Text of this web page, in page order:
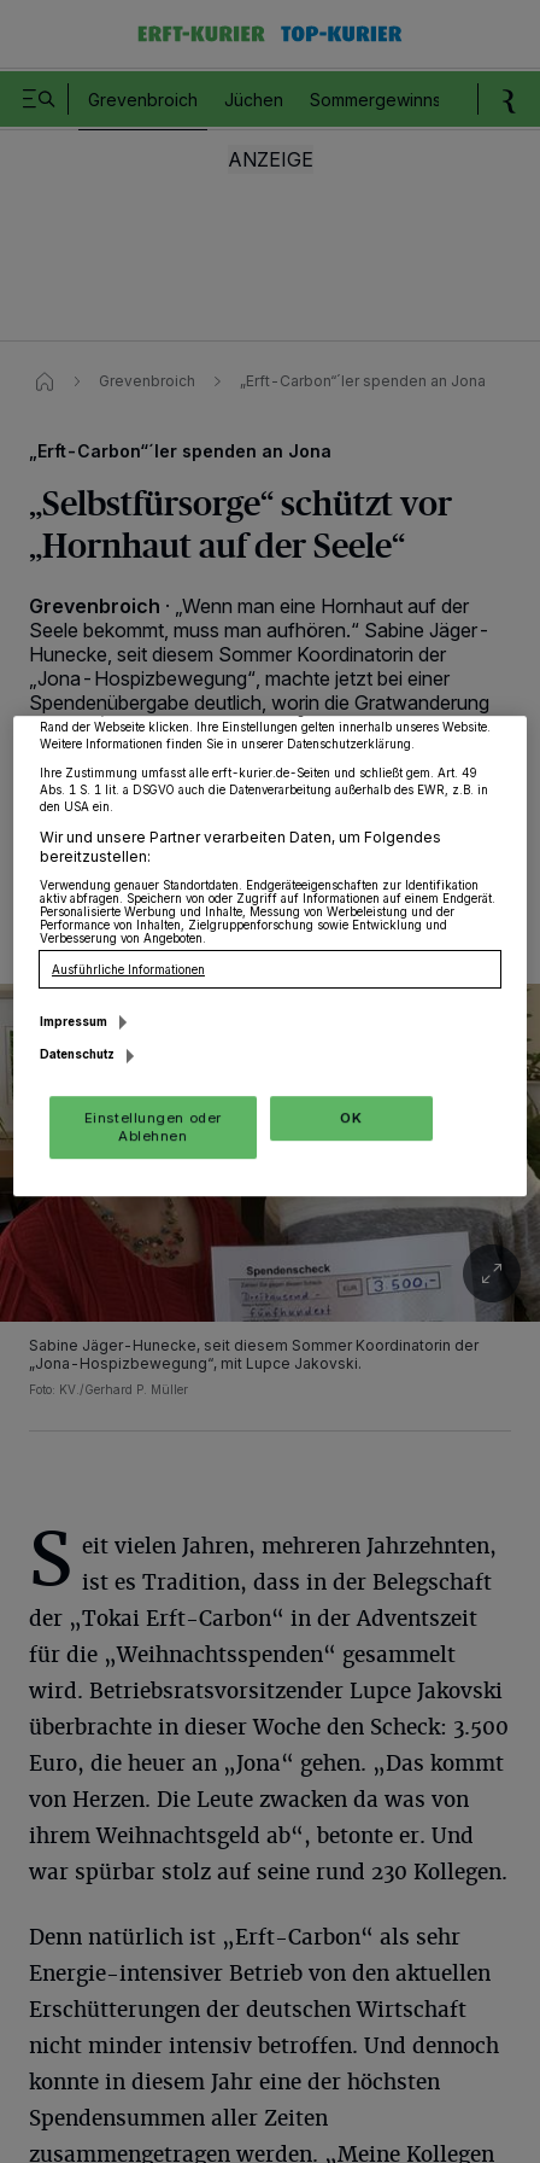
Grevenbroich Jüchen Sommergewinnspiel
Grevenbroich „Erft-Carbon“´ler spenden an Jona
„Erft-Carbon“´ler spenden an Jona
„Selbstfürsorge“ schützt vor
„Hornhaut auf der Seele“
Grevenbroich · „Wenn man eine Hornhaut auf der
Seele bekommt, muss man aufhören.“ Sabine Jäger-
Hunecke, seit diesem Sommer Koordinatorin der
„Jona-Hospizbewegung“, machte jetzt bei einer
Spendenübergabe deutlich, worin die Gratwanderung
bei der Trauerbegleitung liegt: „Man muss mitfühlen,
darf den jeweiligen Fall aber nicht zur eigenen
Geschichte machen.“
23.12.2023 , 00:33 Uhr Eine Minute Lesezeit
Sabine Jäger-Hunecke, seit diesem Sommer Koordinatorin der
„Jona-Hospizbewegung“, mit Lupce Jakovski.
Foto: KV./Gerhard P. Müller
S eit vielen Jahren, mehreren Jahrzehnten,
ist es Tradition, dass in der Belegschaft
der „Tokai Erft-Carbon“ in der Adventszeit
für die „Weihnachtsspenden“ gesammelt
wird. Betriebsratsvorsitzender Lupce Jakovski
überbrachte in dieser Woche den Scheck: 3.500
Euro, die heuer an „Jona“ gehen. „Das kommt
von Herzen. Die Leute zwacken da was von
ihrem Weihnachtsgeld ab“, betonte er. Und
war spürbar stolz auf seine rund 230 Kollegen.
Denn natürlich ist „Erft-Carbon“ als sehr
Energie-intensiver Betrieb von den aktuellen
Erschütterungen der deutschen Wirtschaft
nicht minder intensiv betroffen. Und dennoch
konnte in diesem Jahr eine der höchsten
Spendensummen aller Zeiten
zusammengetragen werden. „Meine Kollegen
wie Browserdaten oder eindeutige Kennungen auf Ihrem Gerät zu. Durch Auswahl
von OK aktivieren Sie Tracking-Technologien für die unter „Wir und unsere
Partner verarbeiten Daten, um Ihnen Dienste bereitzustellen“ aufgeführten
Zwecke. Wenn Tracker deaktiviert sind, sind manche Inhalte und Anzeigen
möglicherweise nicht mehr so relevant für Sie. Sie können dieses Menü jederzeit
wieder aufrufen, um Ihre Einstellungen zu ändern oder Ihre Einwilligung zu
widerrufen, indem Sie auf den Link Einstellungen oder Ablehnen am unteren
Rand der Webseite klicken. Ihre Einstellungen gelten innerhalb unseres Website.
Weitere Informationen finden Sie in unserer Datenschutzerklärung.
Ihre Zustimmung umfasst alle erft-kurier.de-Seiten und schließt gem. Art. 49
Abs. 1 S. 1 lit. a DSGVO auch die Datenverarbeitung außerhalb des EWR, z.B. in
den USA ein.
Wir und unsere Partner verarbeiten Daten, um Folgendes
bereitzustellen:
Verwendung genauer Standortdaten. Endgeräteeigenschaften zur Identifikation
aktiv abfragen. Speichern von oder Zugriff auf Informationen auf einem Endgerät.
Personalisierte Werbung und Inhalte, Messung von Werbeleistung und der
Performance von Inhalten, Zielgruppenforschung sowie Entwicklung und
Verbesserung von Angeboten.
Ausführliche Informationen
Impressum
Datenschutz
Einstellungen oder
Ablehnen
OK